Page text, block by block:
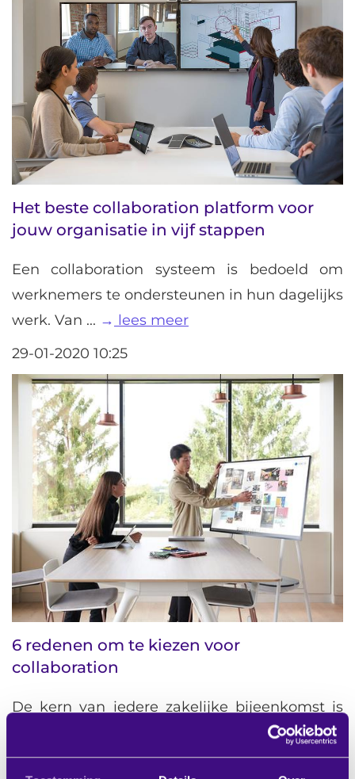
Het beste collaboration platform voor
jouw organisatie in vijf stappen
Een collaboration systeem is bedoeld om
werknemers te ondersteunen in hun dagelijks
werk. Van ...
lees meer
29-01-2020 10:25
6 redenen om te kiezen voor
collaboration
De kern van iedere zakelijke bijeenkomst is
samenwerken. Snelheid en interactiviteit zijn
...
lees meer